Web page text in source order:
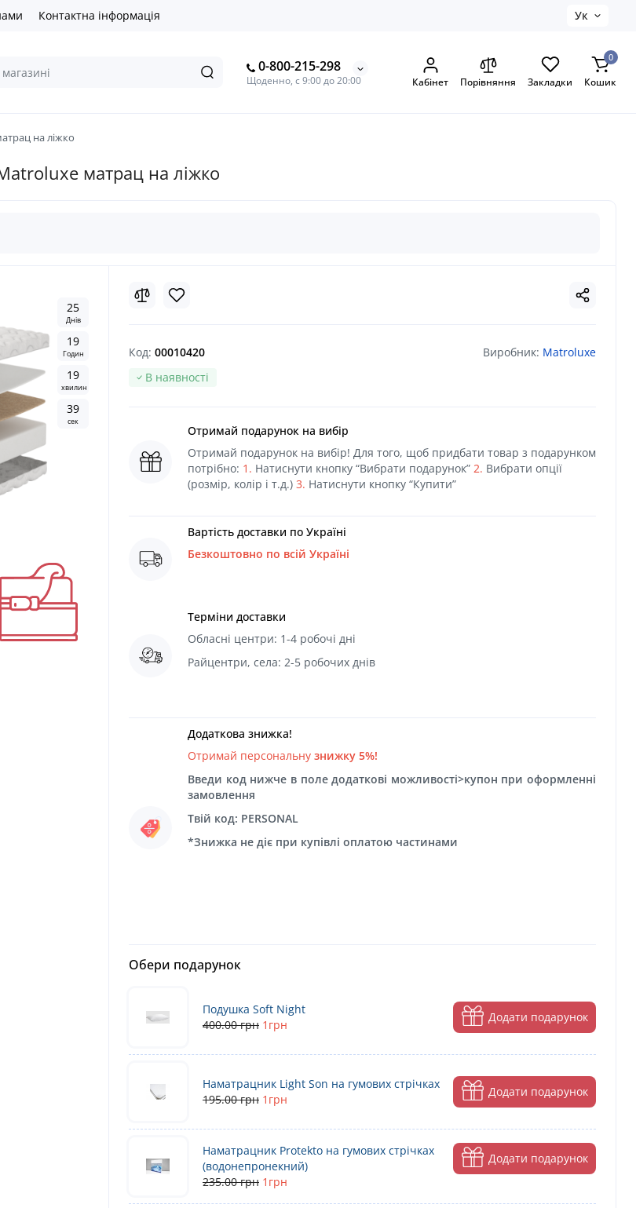
Контактна інформація Ук
0-800-215-298
Щоденно, с 9:00 до 20:00 Кабінет Порівняння Закладки
0
Кошик
на ліжко
матрац на ліжко
25
Днів
19
Годин
19
хвилин
38
сек
Код: 00010420 Виробник: Matroluxe
В наявності
Отримай подарунок на вибір
Отримай подарунок на вибір! Для того, щоб придбати товар з подарунком
потрібно: 1. Натиснути кнопку “Вибрати подарунок” 2. Вибрати опції
(розмір, колір і т.д.) 3. Натиснути кнопку “Купити”
Вартість доставки по Україні
Безкоштовно по всій Україні
Терміни доставки
Обласні центри: 1-4 робочі дні
Райцентри, села: 2-5 робочих днів
Додаткова знижка!
Отримай персональну знижку 5%!
Введи код нижче в поле додаткові можливості>купон при оформленні
замовлення
Твій код: PERSONAL
*Знижка не діє при купівлі оплатою частинами
Обери подарунок
Додати подарунок
Подушка Soft Night
400.00 грн 1грн
Додати подарунок
Наматрацник Light Son на гумових стрічках
195.00 грн 1грн
Додати подарунок
Наматрацник Protekto на гумових стрічках
(водонепронекний)
235.00 грн 1грн